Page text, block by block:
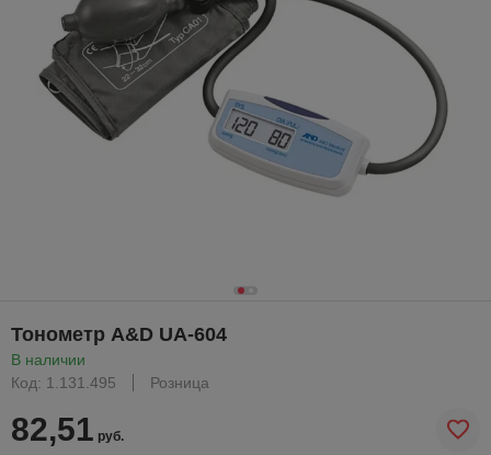
Тонометр A&D UA-604
В наличии
Код: 1.131.495
Розница
82,51 руб.